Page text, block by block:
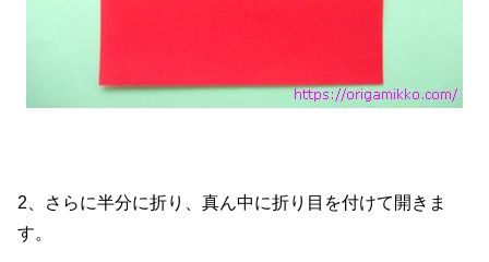
2、さらに半分に折り、真ん中に折り目を付けて開きま
す。